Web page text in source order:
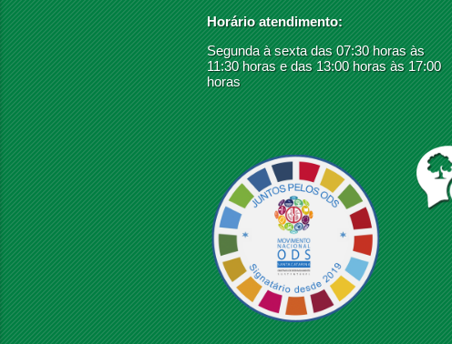
Horário atendimento:
Segunda à sexta das 07:30 horas às
11:30 horas e das 13:00 horas às 17:00
horas